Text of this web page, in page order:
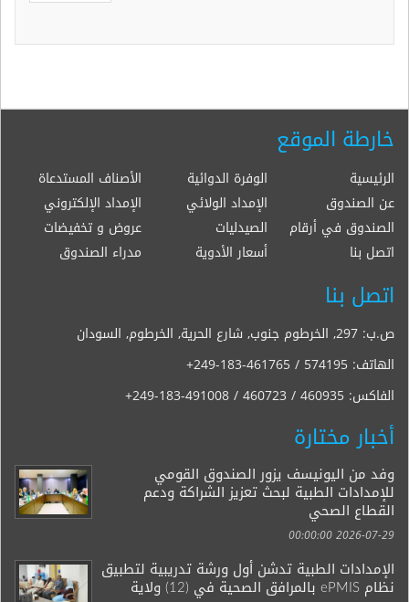
خارطة الموقع
الرئيسية الوفرة الدوائية
الأصناف المستدعاة
عن الصندوق
الإمداد الولائي
الإمداد الإلكتروني
الصندوق في أرقام
الصيدليات
عروض و تخفيضات
اتصل بنا
أسعار الأدوية مدراء الصندوق
اتصل بنا
ص.ب: 297, الخرطوم جنوب, شارع الحرية, الخرطوم, السودان
الهاتف: +249-183-461765 / 574195
الفاكس: +249-183-491008 / 460723 / 460935
أخبار مختارة
وفد من اليونيسف يزور الصندوق القومي
للإمدادات الطبية لبحث تعزيز الشراكة ودعم
القطاع الصحي
2026-07-29 00:00:00
الإمدادات الطبية تدشن أول ورشة تدريبية لتطبيق
نظام ePMIS بالمرافق الصحية في (12) ولاية